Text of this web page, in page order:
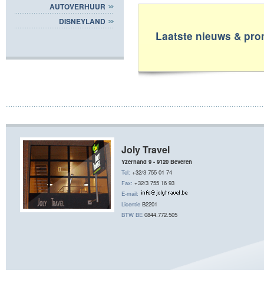
AUTOVERHUUR
DISNEYLAND
Laatste nieuws &
Joly Travel
Yzerhand 9 - 9120 Beveren
Tel: +32/3 755 01 74
Fax: +32/3 755 16 93
E-mail:
Licentie B2201
BTW BE 0844.772.505